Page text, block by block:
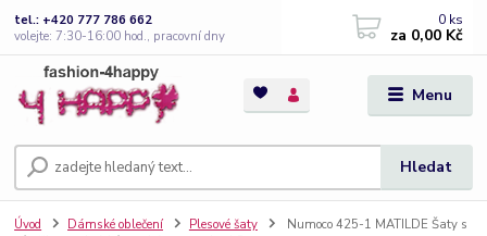
Menu
Hledat
tel.: +420 777 786 662
volejte: 7:30-16:00 hod., pracovní dny
0 ks
za 0,00 Kč
Úvod Dámské oblečení Plesové šaty
Numoco 425-1 MATILDE Šaty s